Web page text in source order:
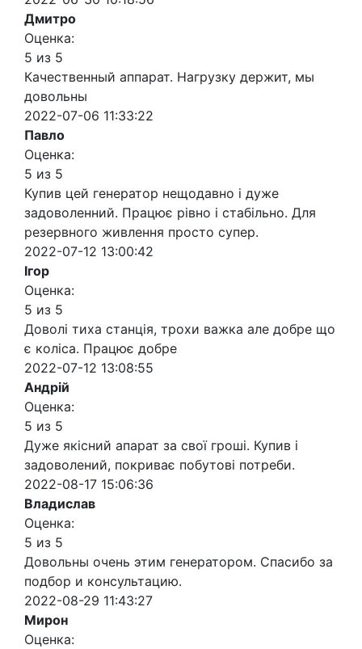
Дмитро
Оценка:
5 из 5
Качественный аппарат. Нагрузку держит, мы
довольны
2022-07-06 11:33:22
Павло
Оценка:
5 из 5
Купив цей генератор нещодавно і дуже
задоволенний. Працює рівно і стабільно. Для
резервного живлення просто супер.
2022-07-12 13:00:42
Ігор
Оценка:
5 из 5
Доволі тиха станція, трохи важка але добре що
є коліса. Працює добре
2022-07-12 13:08:55
Андрій
Оценка:
5 из 5
Дуже якісний апарат за свої гроші. Купив і
задоволений, покриває побутові потреби.
2022-08-17 15:06:36
Владислав
Оценка:
5 из 5
Довольны очень этим генератором. Спасибо за
подбор и консультацию.
2022-08-29 11:43:27
Мирон
Оценка: